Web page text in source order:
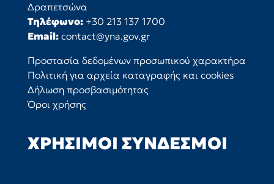
Δραπετσώνα
Τηλέφωνο: +30 213 137 1700
Email: contact@yna.gov.gr
Προστασία δεδομένων προσωπικού χαρακτήρα
Πολιτική για αρχεία καταγραφής και cookies
Δήλωση προσβασιμότητας
Όροι χρήσης
ΧΡΉΣΙΜΟΙ ΣΎΝΔΕΣΜΟΙ